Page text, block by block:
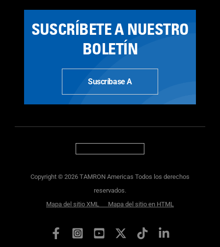
SUSCRÍBETE A NUESTRO
BOLETÍN
Suscríbase A
Copyright © 2026 TAMRON Americas Todos los derechos
reservados.
Mapa del sitio XML
Mapa del sitio en HTML